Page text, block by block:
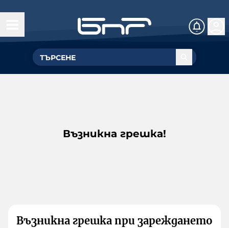
Възникна грешка!
Възникна грешка при зареждането